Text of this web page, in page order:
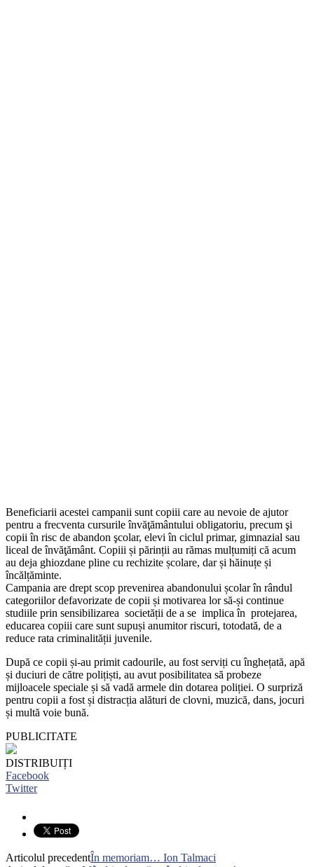
Beneficiarii acestei campanii sunt copiii care au nevoie de ajutor
pentru a frecventa cursurile învăţământului obligatoriu, precum şi
copii în risc de abandon şcolar, elevi în ciclul primar, gimnazial sau
liceal de învăţământ. Copiii și părinții au rămas mulțumiți că acum
au deja ghiozdane pline cu rechizite școlare, dar și hăinuțe și
încălțăminte.
Campania are drept scop prevenirea abandonului școlar în rândul
categoriilor defavorizate de copii și motivarea lor să-și continue
studiile prin sensibilizarea societății de a se implica în protejarea,
educarea copiii care sunt supuși anumitor riscuri, totodată, de a
reduce rata criminalității juvenile.
După ce copii și-au primit cadourile, au fost serviți cu înghețată, apă
și duciuri de către polițiști, au avut posibilitatea să probeze
mijloacele speciale și să vadă armele din dotarea poliției. O surpriză
pentru copii a fost și distracția alături de clovni, muzică, dans, jocuri
și multă voie bună.
PUBLICITATE
DISTRIBUIȚI
Facebook
Twitter
Articolul precedentÎn memoriam… Ion Talmaci